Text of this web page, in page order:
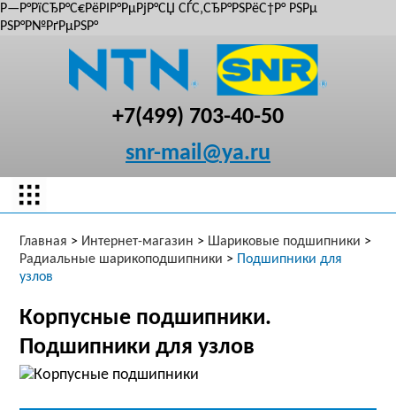
Р—Р°РїСЂР°С€РёРІР°РµРјР°СЏ СЃС‚СЂР°РЅРёС†Р° РЅРµ
РЅР°Р№РґРµРЅР°
+7(499) 703-40-50
snr-mail@ya.ru
Главная > Интернет-магазин > Шариковые подшипники >
Радиальные шарикоподшипники > Подшипники для
узлов
Корпусные подшипники.
Подшипники для узлов